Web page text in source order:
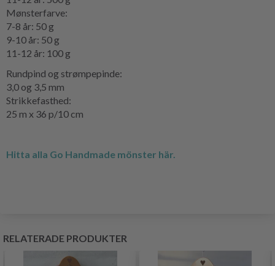
Mønsterfarve:
7-8 år: 50 g
9-10 år: 50 g
11-12 år: 100 g
Rundpind og strømpepinde:
3,0 og 3,5 mm
Strikkefasthed:
25 m x 36 p/10 cm
Hitta alla Go Handmade mönster här.
RELATERADE PRODUKTER